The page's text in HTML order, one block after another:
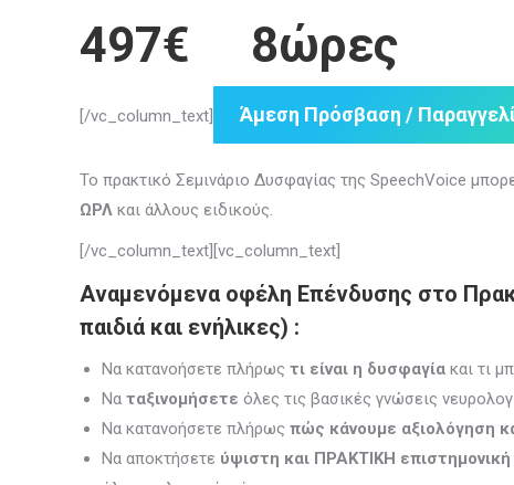
497€ 8ώρες
[/vc_column_text] Άμεση Πρόσβαση /
Το πρακτικό Σεμινάριο Δυσφαγίας της SpeechVoice
ΩΡΛ και άλλους ειδικούς.
[/vc_column_text][vc_column_text]
Αναμενόμενα οφέλη Επένδυσης στο
παιδιά και ενήλικες) :
Να κατανοήσετε πλήρως τι είναι η δυσφαγία και τι
Να ταξινομήσετε όλες τις βασικές γνώσεις
Να κατανοήσετε πλήρως πώς κάνουμε αξιολόγηση
Να αποκτήσετε ύψιστη και ΠΡΑΚΤΙΚΗ